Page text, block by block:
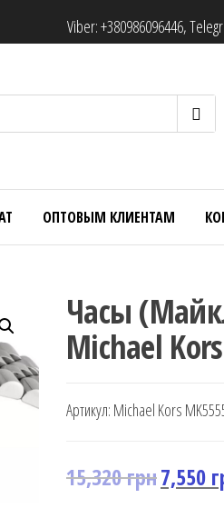
Viber:+380986096446,
ОПТОВЫМ КЛИЕНТАМ
Часы
Michael
Артикул: Michael Kors
15,320грн7,550